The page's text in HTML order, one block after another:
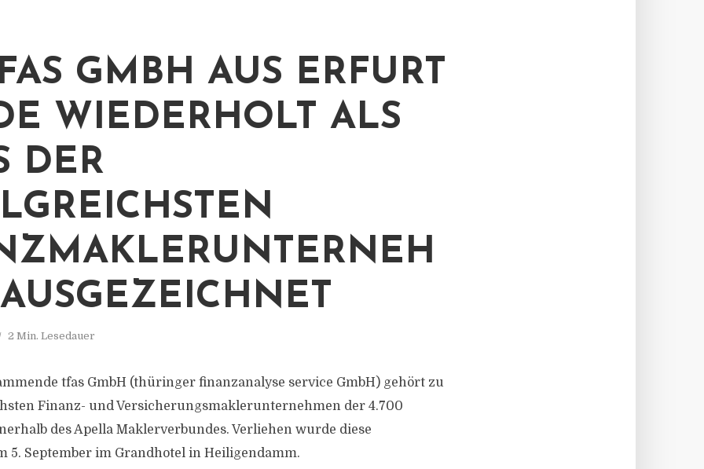
GMBH AUS ERFURT
WIEDERHOLT ALS
DER
2 Min. Lesedauer
tfas GmbH (thüringer finanzanalyse service GmbH) gehört zu
Finanz- und Versicherungsmaklerunternehmen der 4.700
des Apella Maklerverbundes. Verliehen wurde diese
5. September im Grandhotel in Heiligendamm.